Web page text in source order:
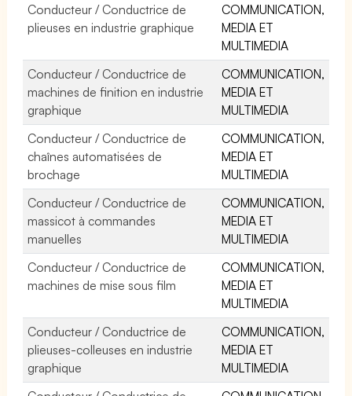
Conducteur / Conductrice de
plieuses en industrie graphique
COMMUNICATION,
MEDIA ET
MULTIMEDIA
Conducteur / Conductrice de
machines de finition en industrie
graphique
COMMUNICATION,
MEDIA ET
MULTIMEDIA
Conducteur / Conductrice de
chaînes automatisées de
brochage
COMMUNICATION,
MEDIA ET
MULTIMEDIA
Conducteur / Conductrice de
massicot à commandes
manuelles
COMMUNICATION,
MEDIA ET
MULTIMEDIA
Conducteur / Conductrice de
machines de mise sous film
COMMUNICATION,
MEDIA ET
MULTIMEDIA
Conducteur / Conductrice de
plieuses-colleuses en industrie
graphique
COMMUNICATION,
MEDIA ET
MULTIMEDIA